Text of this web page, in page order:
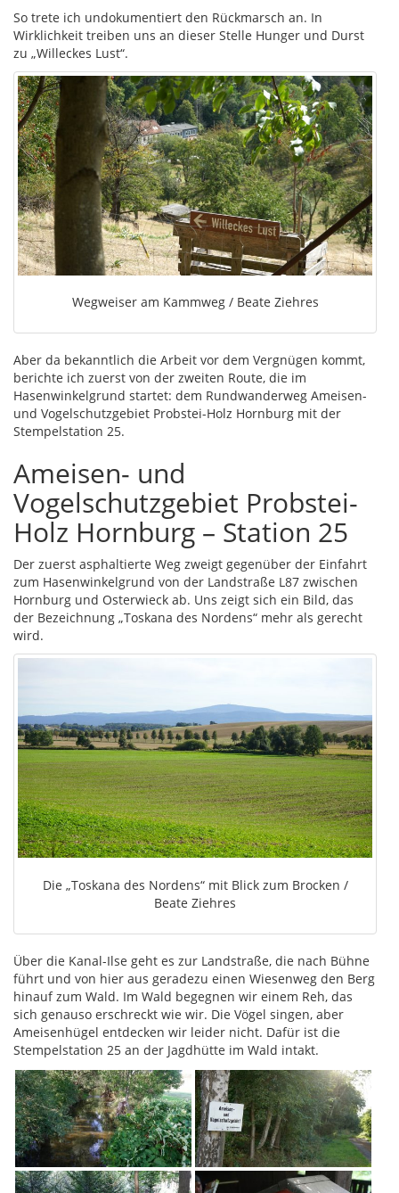
So trete ich undokumentiert den Rückmarsch an. In
Wirklichkeit treiben uns an dieser Stelle Hunger und Durst
zu „Willeckes Lust“.
Wegweiser am Kammweg / Beate Ziehres
Aber da bekanntlich die Arbeit vor dem Vergnügen kommt,
berichte ich zuerst von der zweiten Route, die im
Hasenwinkelgrund startet: dem Rundwanderweg Ameisen-
und Vogelschutzgebiet Probstei-Holz Hornburg mit der
Stempelstation 25.
Ameisen- und
Vogelschutzgebiet Probstei-
Holz Hornburg – Station 25
Der zuerst asphaltierte Weg zweigt gegenüber der Einfahrt
zum Hasenwinkelgrund von der Landstraße L87 zwischen
Hornburg und Osterwieck ab. Uns zeigt sich ein Bild, das
der Bezeichnung „Toskana des Nordens“ mehr als gerecht
wird.
Die „Toskana des Nordens“ mit Blick zum Brocken /
Beate Ziehres
Über die Kanal-Ilse geht es zur Landstraße, die nach Bühne
führt und von hier aus geradezu einen Wiesenweg den Berg
hinauf zum Wald. Im Wald begegnen wir einem Reh, das
sich genauso erschreckt wie wir. Die Vögel singen, aber
Ameisenhügel entdecken wir leider nicht. Dafür ist die
Stempelstation 25 an der Jagdhütte im Wald intakt.